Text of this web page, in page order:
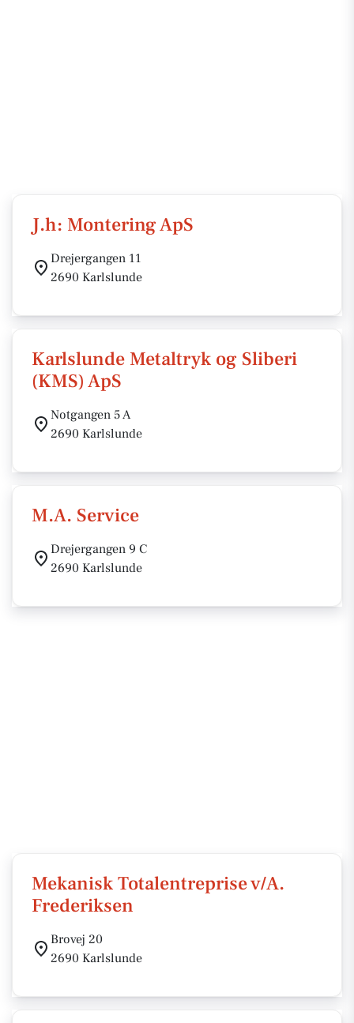
J.h: Montering ApS
Drejergangen 11
2690 Karlslunde
Karlslunde Metaltryk og Sliberi
(KMS) ApS
Notgangen 5 A
2690 Karlslunde
M.A. Service
Drejergangen 9 C
2690 Karlslunde
Mekanisk Totalentreprise v/A.
Frederiksen
Brovej 20
2690 Karlslunde